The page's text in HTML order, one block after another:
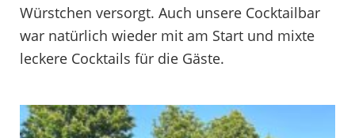
Würstchen versorgt. Auch unsere Cocktailbar
war natürlich wieder mit am Start und mixte
leckere Cocktails für die Gäste.